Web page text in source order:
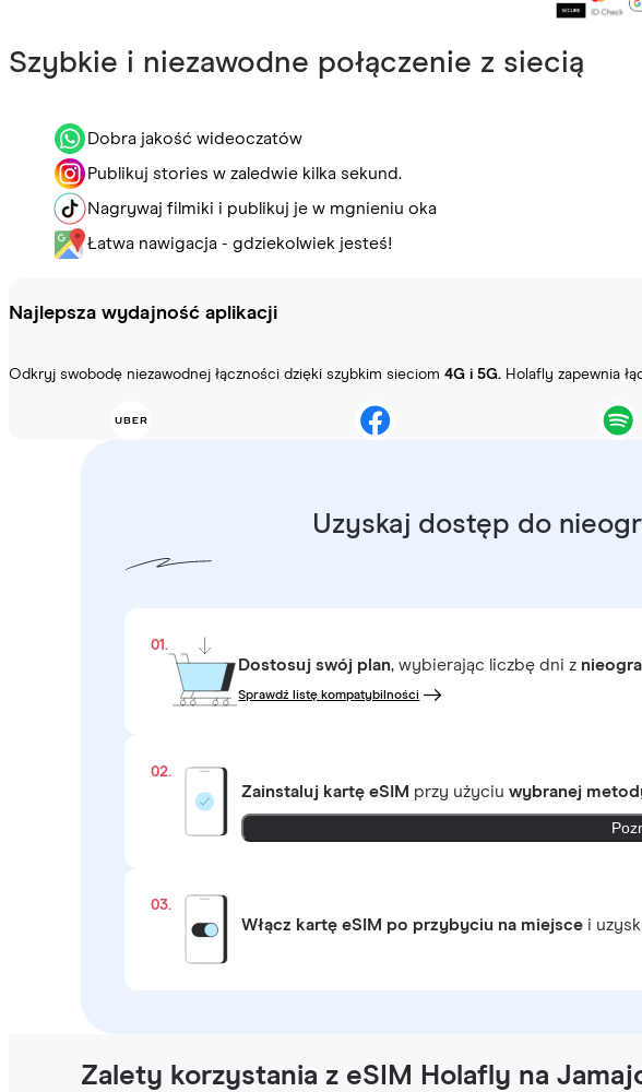
Szybkie i niezawodne połączenie z siecią
Dobra jakość wideoczatów
Publikuj stories w zaledwie kilka sekund.
Nagrywaj filmiki i publikuj je w mgnieniu oka
Łatwa nawigacja - gdziekolwiek jesteś!
Najlepsza wydajność aplikacji
Odkryj swobodę niezawodnej łączności dzięki szybkim sieciom 4G i 5G. Holafly zapewnia
Uzyskaj dostęp do
01.
Dostosuj swój plan, wybierając liczbę dni z
Sprawdź listę kompatybilności
02.
Zainstaluj kartę eSIM przy użyciuwybranej
03.
Włącz kartę eSIM po przybyciu na miejsce i
Zalety korzystania z eSIM Holafly na